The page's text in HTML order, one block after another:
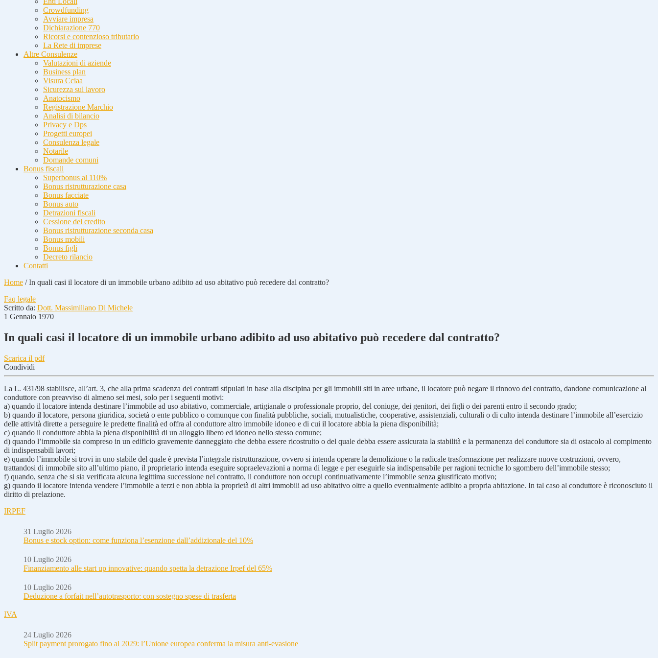
Crowdfunding
Avviare impresa
Dichiarazione 770
Ricorsi e contenzioso tributario
La Rete di imprese
Altre Consulenze
Valutazioni di aziende
Business plan
Visura Cciaa
Sicurezza sul lavoro
Anatocismo
Registrazione Marchio
Analisi di bilancio
Privacy e Dps
Progetti europei
Consulenza legale
Notarile
Domande comuni
Bonus fiscali
Superbonus al 110%
Bonus ristrutturazione casa
Bonus facciate
Bonus auto
Detrazioni fiscali
Cessione del credito
Bonus ristrutturazione seconda casa
Bonus mobili
Bonus figli
Decreto rilancio
Contatti
Home /In quali casi il locatore di un immobile urbano adibito ad uso abitativo può recedere dal contratto?
Faq legale
Scritto da: Dott. Massimiliano Di Michele
1 Gennaio 1970
In quali casi il locatore di un immobile urbano adibito ad uso abitativo può recedere dal contratto?
Scarica il pdf
Condividi
La L. 431/98 stabilisce, all’art. 3, che alla prima scadenza dei contratti stipulati in base alla discipina per gli immobili siti in aree urbane, il locatore può negare il rinnovo del contratto, dandone comunicazione al
conduttore con preavviso di almeno sei mesi, solo per i seguenti motivi:
a) quando il locatore intenda destinare l’immobile ad uso abitativo, commerciale, artigianale o professionale proprio, del coniuge, dei genitori, dei figli o dei parenti entro il secondo grado;
b) quando il locatore, persona giuridica, società o ente pubblico o comunque con finalità pubbliche, sociali, mutualistiche, cooperative, assistenziali, culturali o di culto intenda destinare l’immobile all’esercizio
delle attività dirette a perseguire le predette finalità ed offra al conduttore altro immobile idoneo e di cui il locatore abbia la piena disponibilità;
c) quando il conduttore abbia la piena disponibilità di un alloggio libero ed idoneo nello stesso comune;
d) quando l’immobile sia compreso in un edificio gravemente danneggiato che debba essere ricostruito o del quale debba essere assicurata la stabilità e la permanenza del conduttore sia di ostacolo al compimento
di indispensabili lavori;
e) quando l’immobile si trovi in uno stabile del quale è prevista l’integrale ristrutturazione, ovvero si intenda operare la demolizione o la radicale trasformazione per realizzare nuove costruzioni, ovvero,
trattandosi di immobile sito all’ultimo piano, il proprietario intenda eseguire sopraelevazioni a norma di legge e per eseguirle sia indispensabile per ragioni tecniche lo sgombero dell’immobile stesso;
f) quando, senza che si sia verificata alcuna legittima successione nel contratto, il conduttore non occupi continuativamente l’immobile senza giustificato motivo;
g) quando il locatore intenda vendere l’immobile a terzi e non abbia la proprietà di altri immobili ad uso abitativo oltre a quello eventualmente adibito a propria abitazione. In tal caso al conduttore è riconosciuto il
diritto di prelazione.
IRPEF
31 Luglio 2026
Bonus e stock option: come funziona l’esenzione dall’addizionale del 10%
10 Luglio 2026
Finanziamento alle start up innovative: quando spetta la detrazione Irpef del 65%
10 Luglio 2026
Deduzione a forfait nell’autotrasporto: con sostegno spese di trasferta
IVA
24 Luglio 2026
Split payment prorogato fino al 2029: l’Unione europea conferma la misura anti-evasione